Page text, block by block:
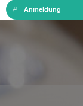
Anmeldung